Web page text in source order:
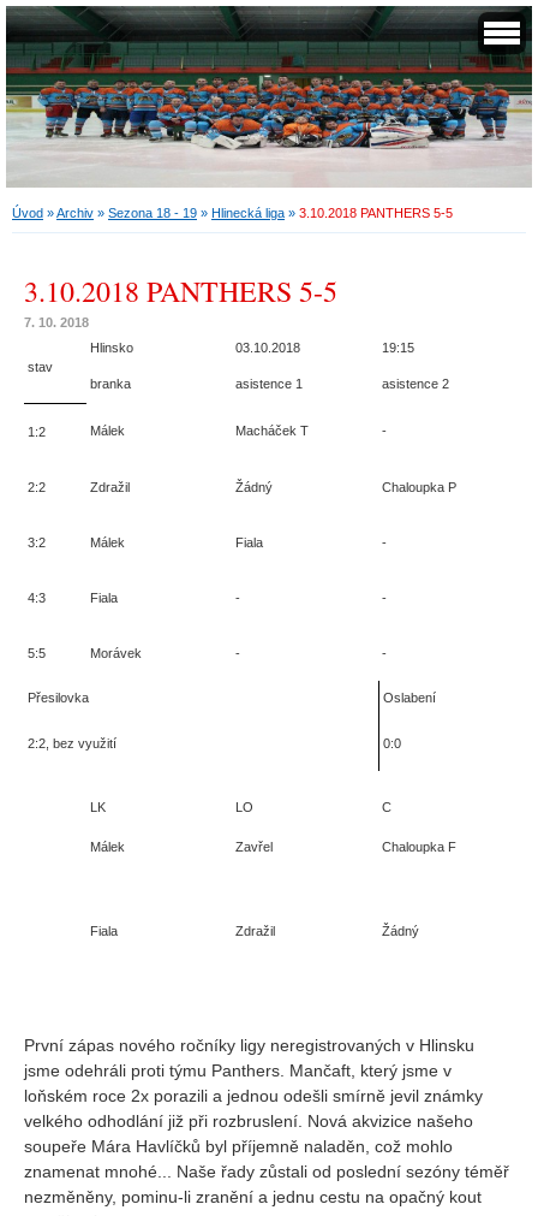
Úvod »Archiv » Sezona 18 - 19 » Hlinecká liga » 3.10.2018 PANTHERS 5-5
3.10.2018 PANTHERS 5-5
7. 10. 2018
stav
Hlinsko 03.10.2018 19:15
branka asistence 1 asistence 2
1:2 Málek Macháček T -
2:2 Zdražil Žádný Chaloupka P
3:2 Málek Fiala -
4:3 Fiala - -
5:5 Morávek - -
Přesilovka Oslabení
2:2, bez využití 0:0
LK LO C
Málek Zavřel Chaloupka F
Fiala Zdražil Žádný
První zápas nového ročníky ligy neregistrovaných v Hlinsku
jsme odehráli proti týmu Panthers. Mančaft, který jsme v
loňském roce 2x porazili a jednou odešli smírně jevil známky
velkého odhodlání již při rozbruslení. Nová akvizice našeho
soupeře Mára Havlíčků byl příjemně naladěn, což mohlo
znamenat mnohé... Naše řady zůstali od poslední sezóny téměř
nezměněny, pominu-li zranění a jednu cestu na opačný kout